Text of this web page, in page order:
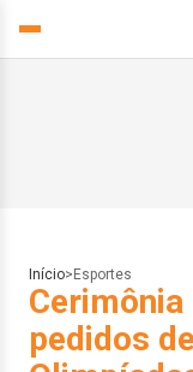
Início> Esportes
pedidos